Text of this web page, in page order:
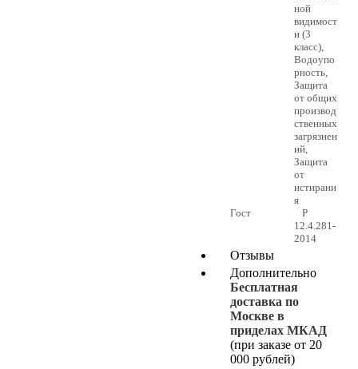
ной
видимост
и (3
класс),
Водоупо
рность,
Защита
от общих
производ
ственных
загрязнен
ий,
Защита
от
истирани
я
Гост
Р
12.4.281-
2014
Отзывы
Дополнительно
Бесплатная
доставка по
Москве в
приделах МКАД
(при заказе от 20
000 рублей)